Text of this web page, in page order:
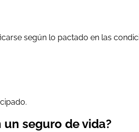
según lo pactado en las
seguro de vida?